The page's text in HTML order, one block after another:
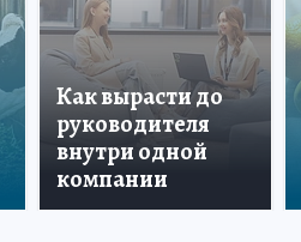
Как вырасти до
руководителя
внутри одной
компании